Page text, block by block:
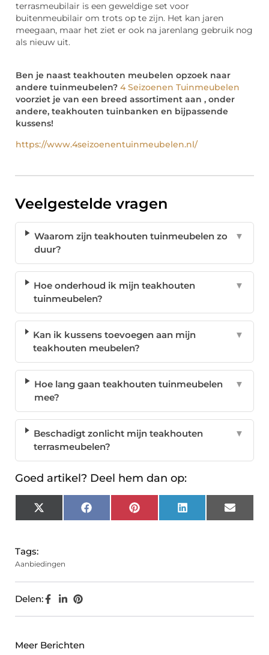
terrasmeubilair is een geweldige set voor
buitenmeubilair om trots op te zijn. Het kan jaren
meegaan, maar het ziet er ook na jarenlang gebruik nog
als nieuw uit.
Ben je naast teakhouten meubelen opzoek naar
andere tuinmeubelen? 4 Seizoenen Tuinmeubelen
voorziet je van een breed assortiment aan , onder
andere, teakhouten tuinbanken en bijpassende
kussens!
https://www.4seizoenentuinmeubelen.nl/
Veelgestelde vragen
Waarom zijn teakhouten tuinmeubelen zo
duur?
▼
Hoe onderhoud ik mijn teakhouten
tuinmeubelen?
▼
Kan ik kussens toevoegen aan mijn
teakhouten meubelen?
▼
Hoe lang gaan teakhouten tuinmeubelen
mee?
▼
Beschadigt zonlicht mijn teakhouten
terrasmeubelen?
▼
Goed artikel? Deel hem dan op:
X
(Twitter)
FacebookPinterest LinkedIn Email
Tags:
Aanbiedingen
Delen:
Meer Berichten